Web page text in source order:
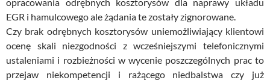
opracowania odrębnych kosztorysów dla naprawy układu
EGR i hamulcowego ale żądania te zostały zignorowane.
Czy brak odrębnych kosztorysów uniemożliwiający klientowi
ocenę skali niezgodności z wcześniejszymi telefonicznymi
ustaleniami i rozbieżności w wycenie poszczególnych prac to
przejaw niekompetencji i rażącego niedbalstwa czy już